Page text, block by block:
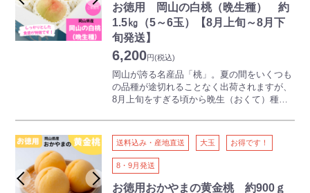
大玉で食べ応えのあるギフト用白桃をぜひご
賞味ください。
※品種はお選びいただけませんのでご了承く
ださい
お徳用 岡山の白桃（晩生種） 約
1.5㎏（5～6玉）【8月上旬～8月下
旬発送】
6,200円(税込)
岡山が誇る名産品「桃」。夏の間をいくつも
の品種が途切れることなく出荷されますが、
8月上旬をすぎる頃から晩生（おくて）種と
の品種には、おかやま夢白桃、白麗（はくれ
い）、瀬戸内白桃などがありますが、比較的
大玉の果実でしっかりとした食感が特徴で
す。天候が安定する時期のため、糖度があが
りやすいのも人気の理由です。
多少かたちはふぞろいですが、ご家庭でお楽
送料込み・産地直送 大玉 お得です！
8・9月発送
お徳用おかやまの黄金桃 約900ｇ